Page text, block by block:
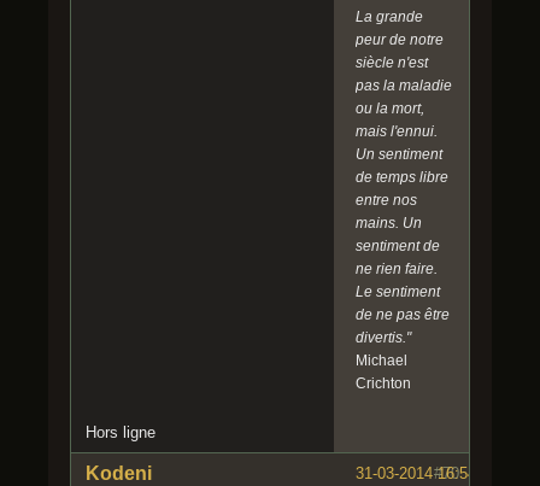
La grande
peur de notre
siècle n'est
pas la maladie
ou la mort,
mais l'ennui.
Un sentiment
de temps libre
entre nos
mains. Un
sentiment de
ne rien faire.
Le sentiment
de ne pas être
divertis."
Michael
Crichton
Hors ligne
#70
31-03-2014 16:54:57
Kodeni